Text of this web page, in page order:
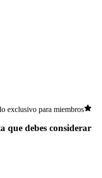
exclusivo para miembros
que debes considerar